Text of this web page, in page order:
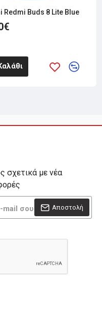
Redmi Buds 8 Lite Blue
σχετικά με νέα
Αποστολή